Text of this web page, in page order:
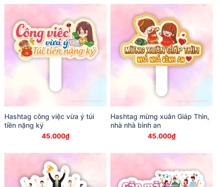
Hashtag công việc vừa ý túi
tiền nặng ký
45.000₫
Hashtag mừng xuân Giáp Thìn,
nhà nhà bình an
45.000₫